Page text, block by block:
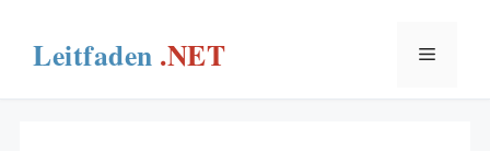
content
Menu